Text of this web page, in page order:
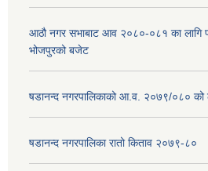
आठौ नगर सभाबाट आव २०८०-०८१ का लागि
भोजपुरको बजेट
षडानन्द नगरपालिकाको आ.व. २०७९/०८० को
षडानन्द नगरपालिका रातो किताव २०७९-८०